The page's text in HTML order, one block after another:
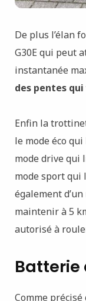
De plus l’élan
G30E qui peut
instantanée
des pentes qui
Enfin la
le mode éco
mode drive qui
mode sport qui
également
maintenir à 5
autorisé à
Comme